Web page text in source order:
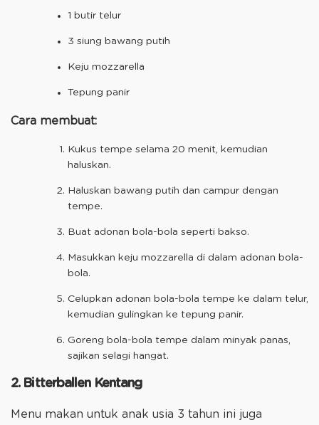
1 butir telur
3 siung bawang putih
Keju mozzarella
Tepung panir
Cara membuat:
Kukus tempe selama 20 menit, kemudian
haluskan.
Haluskan bawang putih dan campur dengan
tempe.
Buat adonan bola-bola seperti bakso.
Masukkan keju mozzarella di dalam adonan bola-
bola.
Celupkan adonan bola-bola tempe ke dalam telur,
kemudian gulingkan ke tepung panir.
Goreng bola-bola tempe dalam minyak panas,
sajikan selagi hangat.
2. Bitterballen Kentang
Menu makan untuk anak usia 3 tahun ini juga